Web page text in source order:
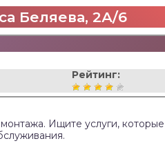
Беляева, 2А/6
Рейтинг:
Ищите услуги, которые